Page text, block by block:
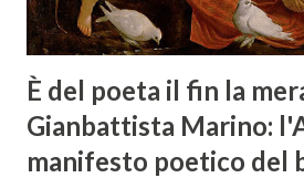
È del poeta il fin la
Gianbattista Marino:
manifesto poetico del